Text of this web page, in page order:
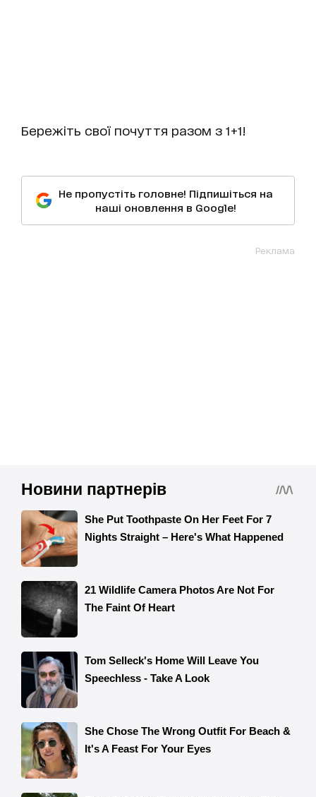
Бережіть свої почуття разом з 1+1!
Не пропустіть головне! Підпишіться на
наші оновлення в Google!
Реклама